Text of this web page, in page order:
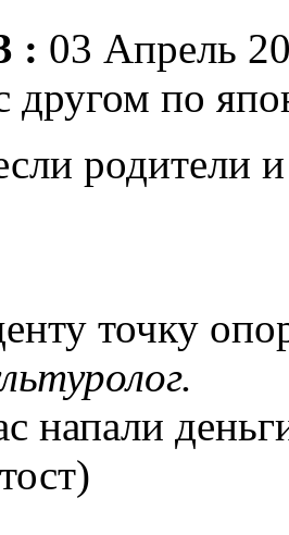
: 03 Апрель
другом по
родители
точку
напали